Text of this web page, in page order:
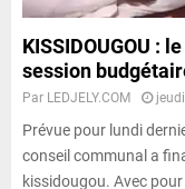
KISSIDOUGOU :
session
Par LEDJELY.COM
Prévue pour lundi
conseil communal a
kissidougou. Avec pour